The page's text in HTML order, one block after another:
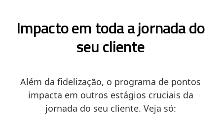
Impacto em toda a jornada do
seu cliente
Além da fidelização, o programa de pontos
impacta em outros estágios cruciais da
jornada do seu cliente. Veja só: